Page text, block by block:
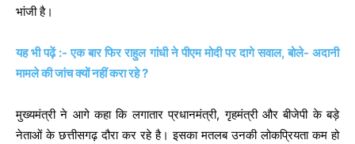
भांजी है।
यह भी पढ़ें :- एक बार फिर राहुल गांधी ने पीएम मोदी पर दागे सवाल, बोले- अदानी
मामले की जांच क्यों नहीं करा रहे ?
मुख्यमंत्री ने आगे कहा कि लगातार प्रधानमंत्री, गृहमंत्री और बीजेपी के बड़े
नेताओं के छत्तीसगढ़ दौरा कर रहे है। इसका मतलब उनकी लोकप्रियता कम हो